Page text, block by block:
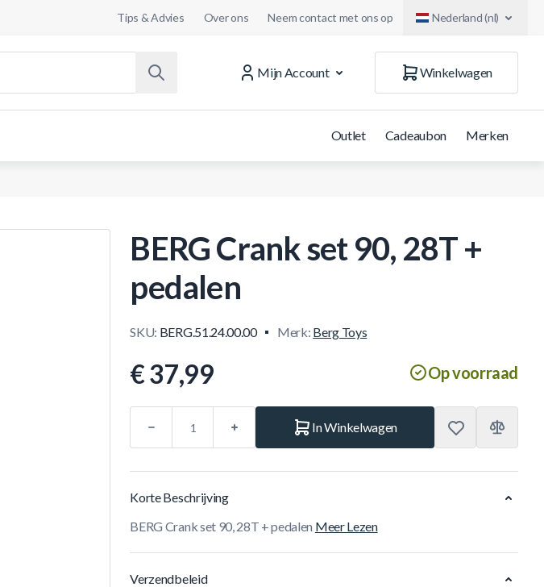
Tips & Advies Over ons Neem contact met ons op Nederland (nl)
Mijn Account
Winkelwagen
Outlet Cadeaubon Merken
BERG Crank set 90, 28T +
pedalen
SKU: BERG.51.24.00.00 Merk: Berg Toys
€ 37,99 Op voorraad
In Winkelwagen
Korte Beschrijving
BERG Crank set 90, 28T + pedalen Meer Lezen
Verzendbeleid